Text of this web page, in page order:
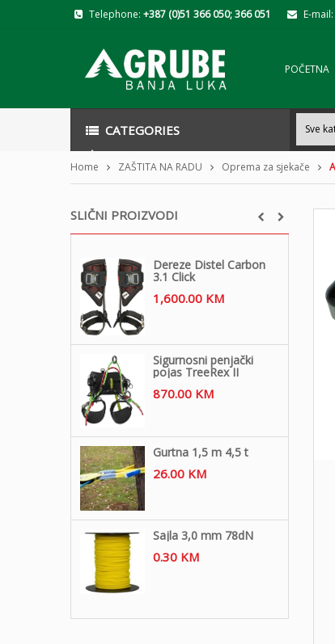
Telephone: +387 (0)51 366 050; 366 051 E-mail:
POČETNA
CATEGORIES
Home ZAŠTITA NA RADU Oprema za sjekače
SLIČNI PROIZVODI
Dereze Distel Carbon
3.1 Click
1,600.00 KM
Sigurnosni penjački
pojas TreeRex II
870.00 KM
Gurtna 1,5 m 4,5 t
26.00 KM
Sajla 3,0 mm 78dN
0.30 KM